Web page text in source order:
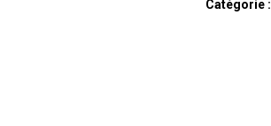
Catégorie :